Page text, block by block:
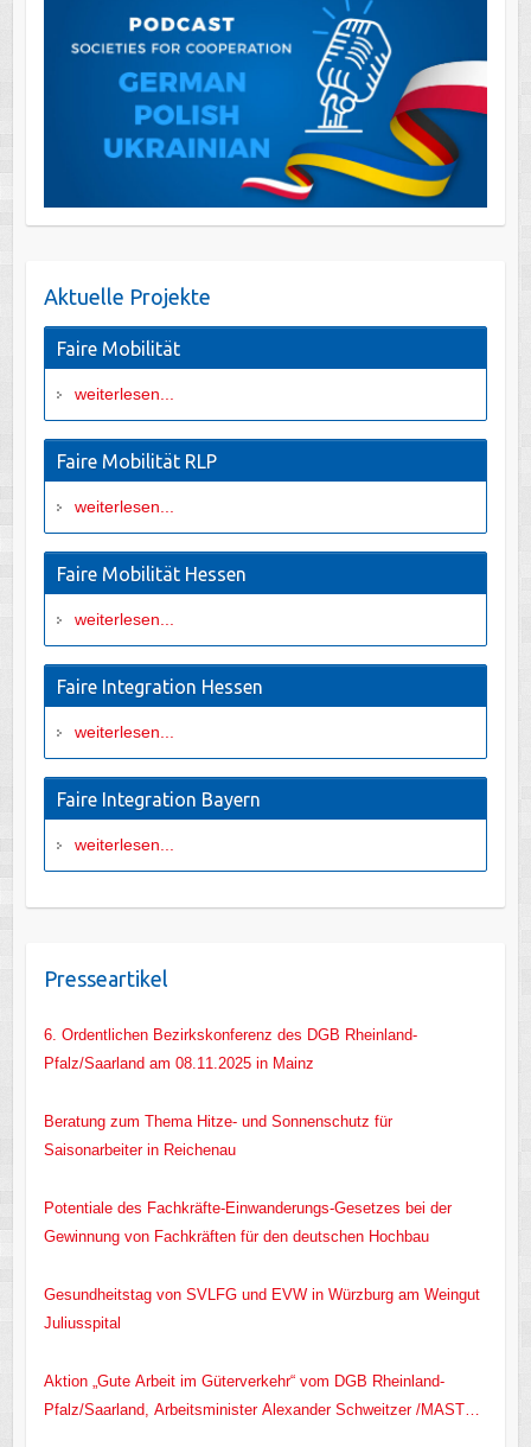
Aktuelle Projekte
Faire Mobilität
weiterlesen...
Faire Mobilität RLP
weiterlesen...
Faire Mobilität Hessen
weiterlesen...
Faire Integration Hessen
weiterlesen...
Faire Integration Bayern
weiterlesen...
Presseartikel
6. Ordentlichen Bezirkskonferenz des DGB Rheinland-
Pfalz/Saarland am 08.11.2025 in Mainz
Beratung zum Thema Hitze- und Sonnenschutz für
Saisonarbeiter in Reichenau
Potentiale des Fachkräfte-Einwanderungs-Gesetzes bei der
Gewinnung von Fachkräften für den deutschen Hochbau
Gesundheitstag von SVLFG und EVW in Würzburg am Weingut
Juliusspital
Aktion „Gute Arbeit im Güterverkehr“ vom DGB Rheinland-
Pfalz/Saarland, Arbeitsminister Alexander Schweitzer /MASTD